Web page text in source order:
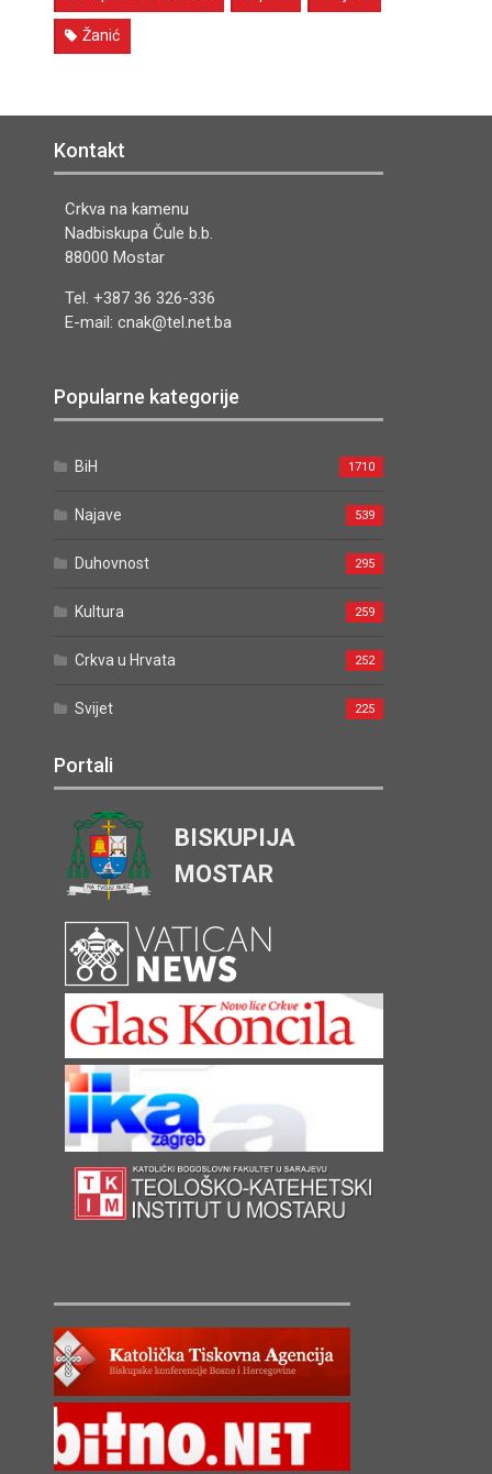
Žanić
Kontakt
Crkva na kamenu
Nadbiskupa Čule b.b.
88000 Mostar
Tel. +387 36 326-336
E-mail: cnak@tel.net.ba
Popularne kategorije
BiH 1710
Najave 539
Duhovnost 295
Kultura 259
Crkva u Hrvata 252
Svijet 225
Portali
BISKUPIJA
MOSTAR